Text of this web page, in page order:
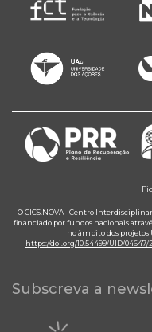
O CICS.NOVA - Centro
financiado por fundos nacionais
no âmbito dos projetos
https://doi.org/10.54499/UID/04647/
Subscreva a